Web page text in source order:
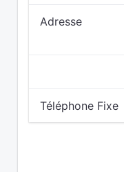
Adresse
Téléphone Fixe